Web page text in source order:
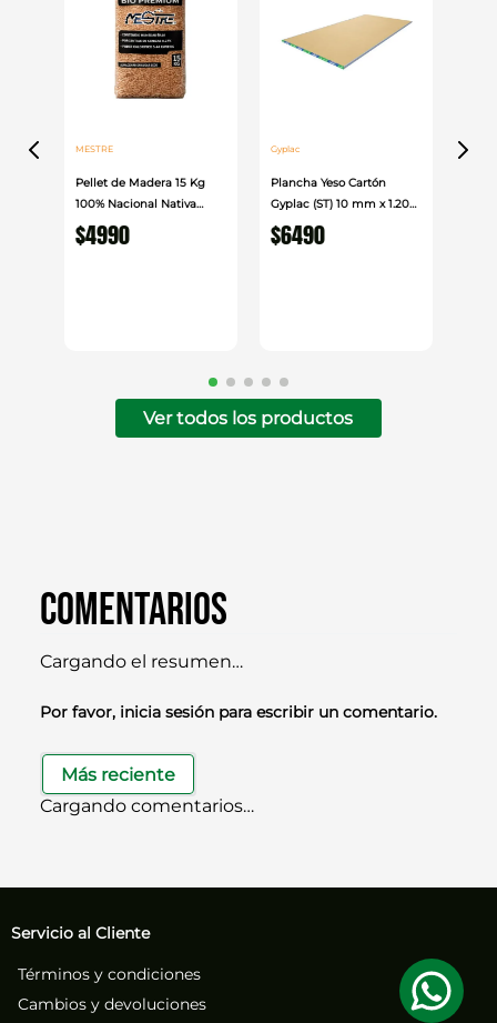
MESTRE
Pellet de Madera 15 Kg
100% Nacional Nativa
Mestre
$4990
Gyplac
Plancha Yeso Cartón
Gyplac (ST) 10 mm x 1.20
cm x 2.40cm
$6490
Ver todos los productos
Comentarios
Cargando el resumen…
Por favor, inicia sesión para escribir un comentario.
Más reciente
Cargando comentarios…
Servicio al Cliente
Términos y condiciones
Cambios y devoluciones